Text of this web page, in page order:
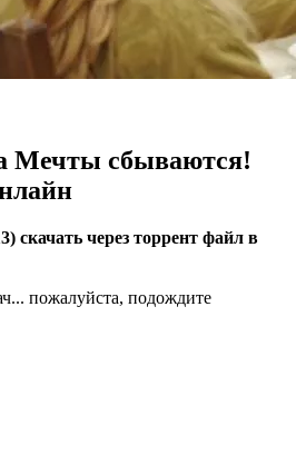
Мечты сбываются!
скачать через торрент файл в
пожалуйста, подождите